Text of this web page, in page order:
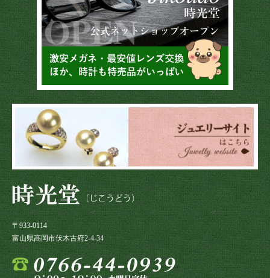
〒933-0114
富山県高岡市伏木古府2-4-34